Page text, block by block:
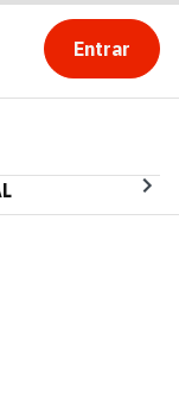
Entrar